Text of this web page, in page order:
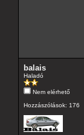
balais
Haladó
Nem elérhető
Hozzászólások: 176